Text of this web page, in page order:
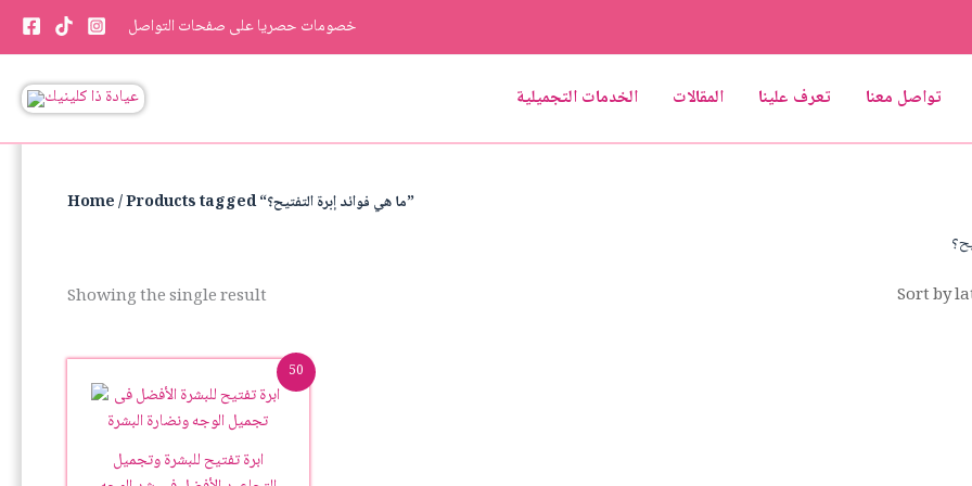
Skip
content
خصومات حصريا على صفحات التواصل
الخدمات التجميلية المقالات تعرف علينا تواصل معنا
Home / Products tagged “ما هي فوائد إبرة التفتيح؟”
Showing the single result
50
ابرة تفتيح للبشرة وتجميل
Original
price
was:
35.00د.ك.
Current
price
is: